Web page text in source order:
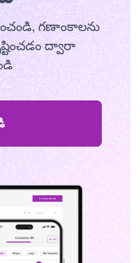
గణాంకాలను
ద్వారా